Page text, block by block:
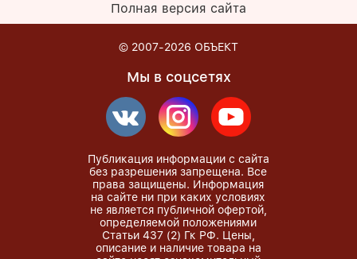
Полная версия сайта
© 2007-2026 ОБЪЕКТ
Мы в соцсетях
Публикация информации с сайта
без разрешения запрещена. Все
права защищены. Информация
на сайте ни при каких условиях
не является публичной офертой,
определяемой положениями
Статьи 437 (2) Гк РФ. Цены,
описание и наличие товара на